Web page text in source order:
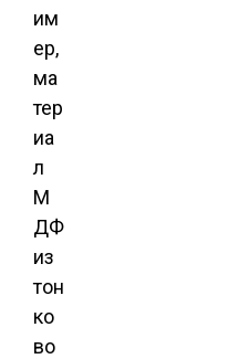
им
ер,
ма
тер
иа
л
М
ДФ
из
тон
ко
во